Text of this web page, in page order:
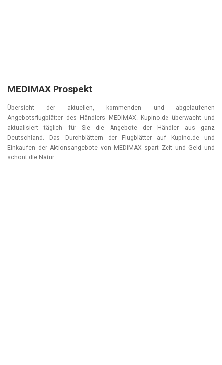
MEDIMAX Prospekt
Übersicht der aktuellen, kommenden und abgelaufenen
Angebotsflugblätter des Händlers MEDIMAX. Kupino.de überwacht und
aktualisiert täglich für Sie die Angebote der Händler aus ganz
Deutschland. Das Durchblättern der Flugblätter auf Kupino.de und
Einkaufen der Aktionsangebote von MEDIMAX spart Zeit und Geld und
schont die Natur.